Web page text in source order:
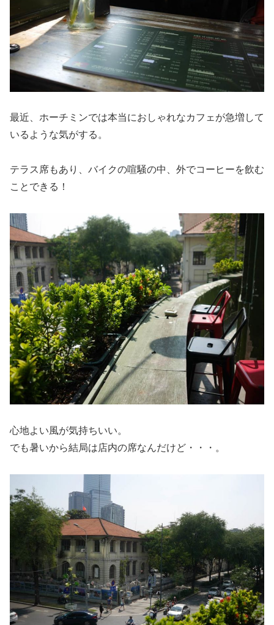
最近、ホーチミンでは本当におしゃれなカフェが急増して
いるような気がする。
テラス席もあり、バイクの喧騒の中、外でコーヒーを飲む
ことできる！
心地よい風が気持ちいい。
でも暑いから結局は店内の席なんだけど・・・。